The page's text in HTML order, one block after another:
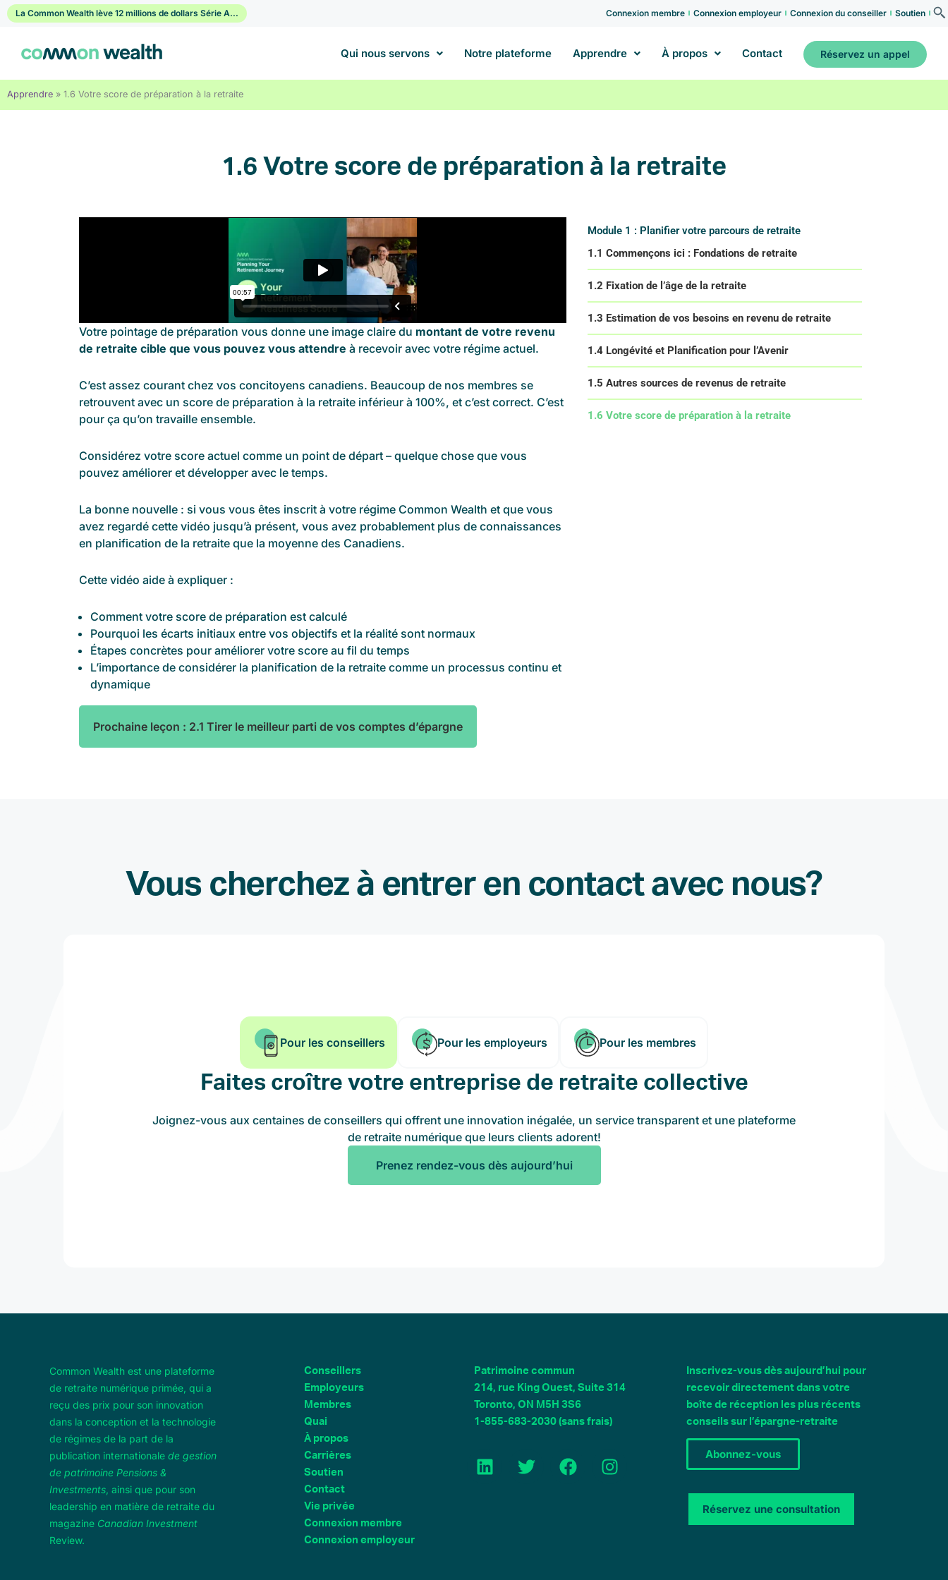
Passer
au
La Common Wealth lève 12 millions de dollars Série A... Connexion membre Connexion employeur Connexion du conseiller Soutien
Qui nous servons Notre plateforme Apprendre À propos Contact Réservez un appel
Apprendre » 1.6 Votre score de préparation à la retraite
1.6 Votre score de préparation à la retraite
Votre pointage de préparation vous donne une image claire du montant de votre revenu
de retraite cible que vous pouvez vous attendre à recevoir avec votre régime actuel.
C’est assez courant chez vos concitoyens canadiens. Beaucoup de nos membres se
retrouvent avec un score de préparation à la retraite inférieur à 100%, et c’est correct. C’est
pour ça qu’on travaille ensemble.
Considérez votre score actuel comme un point de départ – quelque chose que vous
pouvez améliorer et développer avec le temps.
La bonne nouvelle : si vous vous êtes inscrit à votre régime Common Wealth et que vous
avez regardé cette vidéo jusqu’à présent, vous avez probablement plus de connaissances
en planification de la retraite que la moyenne des Canadiens.
Cette vidéo aide à expliquer :
Comment votre score de préparation est calculé
Pourquoi les écarts initiaux entre vos objectifs et la réalité sont normaux
Étapes concrètes pour améliorer votre score au fil du temps
L’importance de considérer la planification de la retraite comme un processus continu et
dynamique
Prochaine leçon : 2.1 Tirer le meilleur parti de vos comptes d’épargne
Module 1 : Planifier votre parcours de retraite
1.1 Commençons ici : Fondations de retraite
1.2 Fixation de l’âge de la retraite
1.3 Estimation de vos besoins en revenu de retraite
1.4 Longévité et Planification pour l’Avenir
1.5 Autres sources de revenus de retraite
1.6 Votre score de préparation à la retraite
Vous cherchez à entrer en contact avec nous?
Pour les conseillers Pour les employeurs Pour les membres
Faites croître votre entreprise de retraite collective
Joignez-vous aux centaines de conseillers qui offrent une innovation inégalée, un service transparent et une plateforme
de retraite numérique que leurs clients adorent!
Prenez rendez-vous dès aujourd’hui
Common Wealth est une plateforme
de retraite numérique primée, qui a
reçu des prix pour son innovation
dans la conception et la technologie
de régimes de la part de la
publication internationale de gestion
de patrimoine Pensions &
Investments , ainsi que pour son
leadership en matière de retraite du
magazine Canadian Investment
Review.
Conseillers
Employeurs
Membres
Quai
À propos
Carrières
Soutien
Contact
Vie privée
Connexion membre
Connexion employeur
Patrimoine commun
214, rue King Ouest, Suite 314
Toronto, ON M5H 3S6
1-855-683-2030 (sans frais)
L
i
T
w
F
a
I
n
Inscrivez-vous dès aujourd’hui pour
recevoir directement dans votre
boîte de réception les plus récents
conseils sur l’épargne-retraite
Abonnez-vous
Réservez une consultation